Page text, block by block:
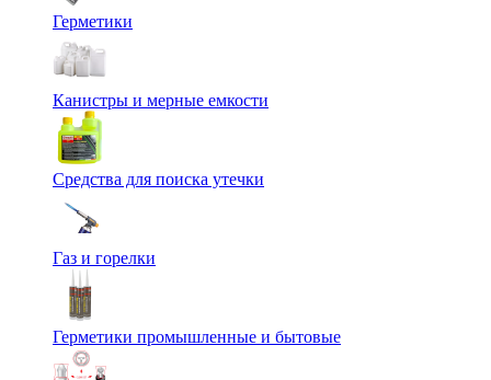
Герметики
Канистры и мерные емкости
Средства для поиска утечки
Газ и горелки
Герметики промышленные и бытовые